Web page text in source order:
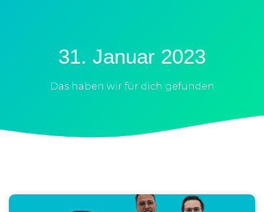
31. Januar 2023
Das haben wir für dich gefunden